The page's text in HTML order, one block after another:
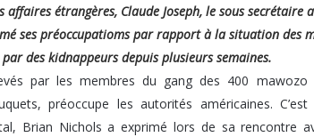
étrangères, Claude Joseph, le sous secrétaire
ses préoccupatioms par rapport à la situation des
des kidnappeurs depuis plusieurs semaines.
par les membres du gang des 400 mawozo
préoccupe les autorités américaines.
Brian Nichols a exprimé lors de sa rencontre